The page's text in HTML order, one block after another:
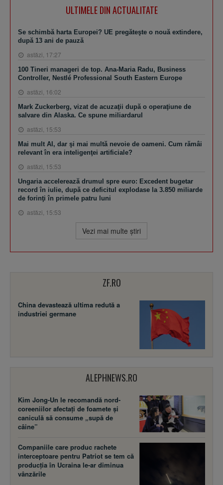
ULTIMELE DIN ACTUALITATE
Se schimbă harta Europei? UE pregăteşte o nouă extindere,
după 13 ani de pauză
astăzi, 17:27
100 Tineri manageri de top. Ana-Maria Radu, Business
Controller, Nestlé Professional South Eastern Europe
astăzi, 16:02
Mark Zuckerberg, vizat de acuzaţii după o operaţiune de
salvare din Alaska. Ce spune miliardarul
astăzi, 15:53
Mai mult AI, dar şi mai multă nevoie de oameni. Cum rămâi
relevant în era inteligenţei artificiale?
astăzi, 15:53
Ungaria accelerează drumul spre euro: Excedent bugetar
record în iulie, după ce deficitul explodase la 3.850 miliarde
de forinţi în primele patru luni
astăzi, 15:53
Vezi mai multe ştiri
ZF.RO
China devastează ultima redută a
industriei germane
ALEPHNEWS.RO
Kim Jong-Un le recomandă nord-
coreeniilor afectați de foamete și
caniculă să consume „supă de
câine”
Companiile care produc rachete
interceptoare pentru Patriot se tem că
producția în Ucraina le-ar diminua
vânzările